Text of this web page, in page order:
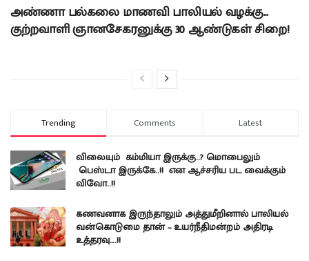
அண்ணா பல்கலை மாணவி பாலியல் வழக்கு…
குற்றவாளி ஞானசேகரனுக்கு 30 ஆண்டுகள் சிறை!
Trending Comments Latest
விலையும் கம்மியா இருக்கு..? மொபைலும்
பெஸ்டா இருக்கே..!! என ஆச்சரிய பட வைக்கும்
விவோ..!!
கணவனாக இருந்தாலும் அத்துமீறினால் பாலியல்
வன்கொடுமை தான் – உயர்நீதிமன்றம் அதிரடி
உத்தரவு….!!